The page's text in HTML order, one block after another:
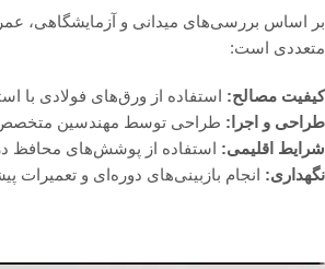
متعددی است:
کیفیت مصالح: استفاده از ورق‌های فولادی با
طراحی و اجرا: طراحی توسط مهندسین متخصص
شرایط اقلیمی: استفاده از پوشش‌های محافظ
نگهداری: انجام بازبینی‌های دوره‌ای و تعمیرات